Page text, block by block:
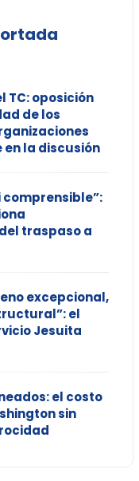
TC: oposición
de los
la discusión
comprensible”:
traspaso a
excepcional,
el
Jesuita
el costo
sin